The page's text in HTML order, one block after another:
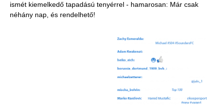
ismét kiemelkedő tapadású tenyérrel - hamarosan: Már csak
néhány nap, és rendelhető!